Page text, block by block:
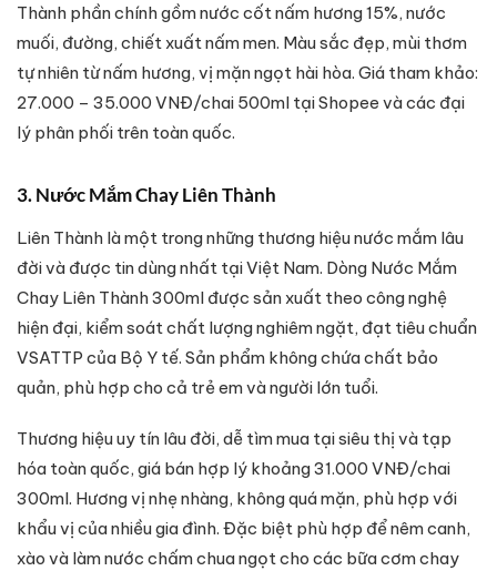
Thành phần chính gồm nước cốt nấm hương 15%, nước
muối, đường, chiết xuất nấm men. Màu sắc đẹp, mùi thơm
tự nhiên từ nấm hương, vị mặn ngọt hài hòa. Giá tham khảo:
27.000 – 35.000 VNĐ/chai 500ml tại Shopee và các đại
lý phân phối trên toàn quốc.
3. Nước Mắm Chay Liên Thành
Liên Thành là một trong những thương hiệu nước mắm lâu
đời và được tin dùng nhất tại Việt Nam. Dòng Nước Mắm
Chay Liên Thành 300ml được sản xuất theo công nghệ
hiện đại, kiểm soát chất lượng nghiêm ngặt, đạt tiêu chuẩn
VSATTP của Bộ Y tế. Sản phẩm không chứa chất bảo
quản, phù hợp cho cả trẻ em và người lớn tuổi.
Thương hiệu uy tín lâu đời, dễ tìm mua tại siêu thị và tạp
hóa toàn quốc, giá bán hợp lý khoảng 31.000 VNĐ/chai
300ml. Hương vị nhẹ nhàng, không quá mặn, phù hợp với
khẩu vị của nhiều gia đình. Đặc biệt phù hợp để nêm canh,
xào và làm nước chấm chua ngọt cho các bữa cơm chay